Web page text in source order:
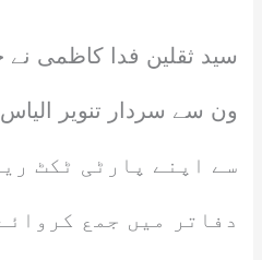
سے اپنے پارٹی ٹکٹ
دفاتر میں جمع